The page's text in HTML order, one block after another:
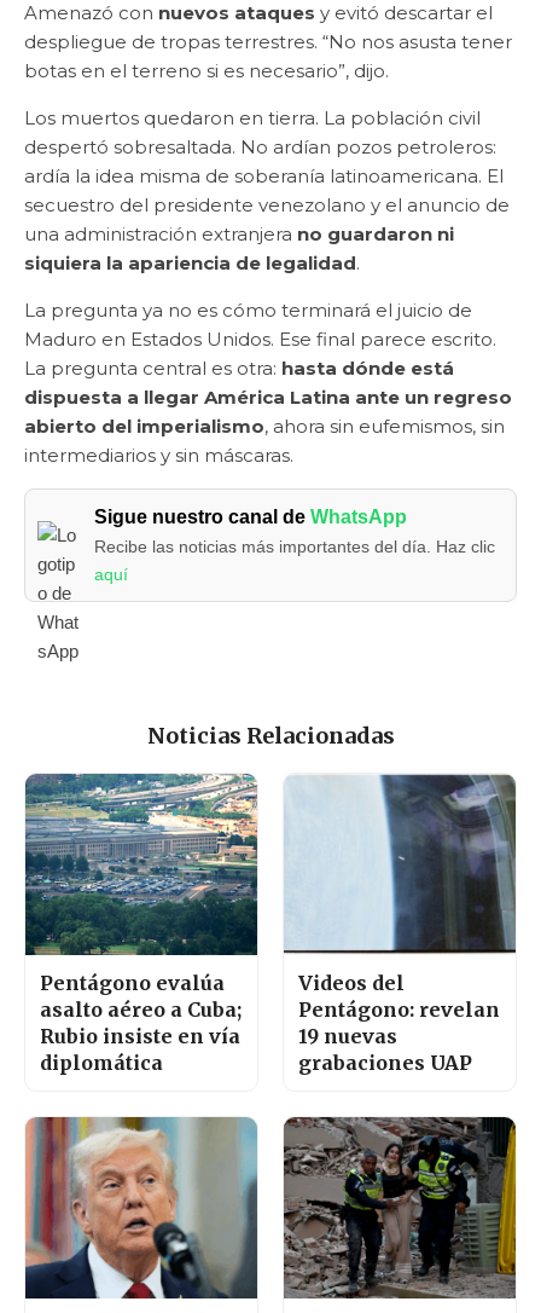
Amenazó con nuevos ataques y evitó descartar el
despliegue de tropas terrestres. “No nos asusta tener
botas en el terreno si es necesario”, dijo.
Los muertos quedaron en tierra. La población civil
despertó sobresaltada. No ardían pozos petroleros:
ardía la idea misma de soberanía latinoamericana. El
secuestro del presidente venezolano y el anuncio de
una administración extranjera no guardaron ni
siquiera la apariencia de legalidad.
La pregunta ya no es cómo terminará el juicio de
Maduro en Estados Unidos. Ese final parece escrito.
La pregunta central es otra: hasta dónde está
dispuesta a llegar América Latina ante un regreso
abierto del imperialismo, ahora sin eufemismos, sin
intermediarios y sin máscaras.
Sigue nuestro canal deWhatsApp
Recibe las noticias más importantes del día. Haz clic
aquí
Noticias Relacionadas
Pentágono evalúa
asalto aéreo a Cuba;
Rubio insiste en vía
diplomática
Videos del
Pentágono: revelan
19 nuevas
grabaciones UAP